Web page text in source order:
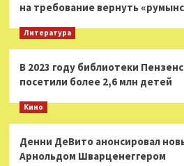
на требование вернуть
Литература
В 2023 году библиотеки
посетили более 2,6 млн детей
Кино
Денни ДеВито анонсировал
Арнольдом Шварценеггером